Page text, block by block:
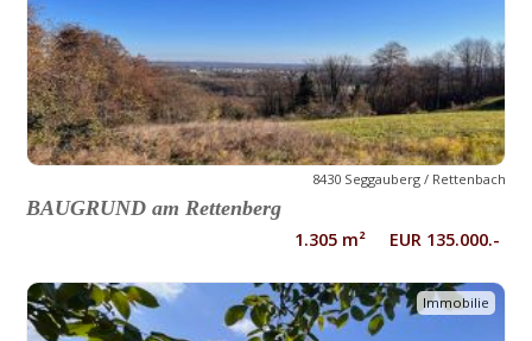
8430 Seggauberg / Rettenbach
BAUGRUND am Rettenberg
1.305 m² EUR 135.000.-
Immobilie